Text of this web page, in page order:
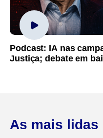
Podcast: IA nas
Justiça; debate em
As mais lidas